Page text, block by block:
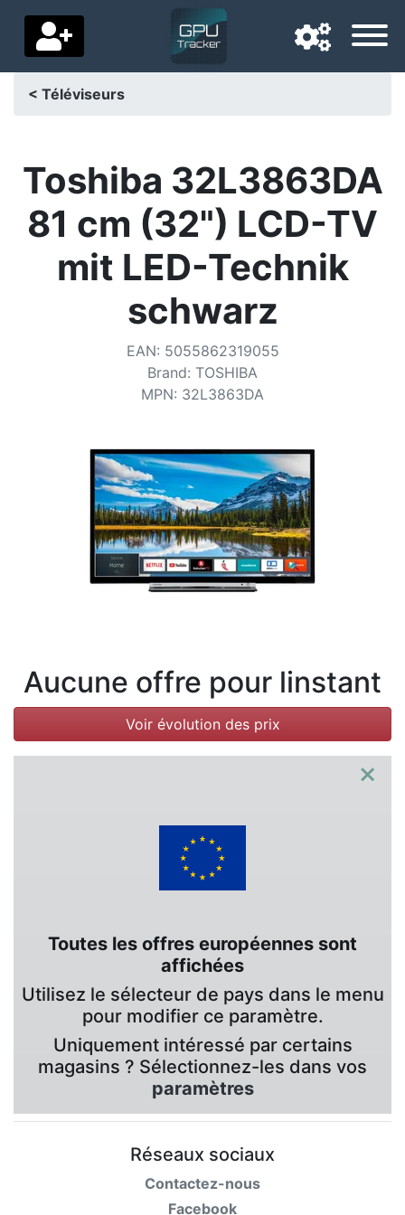
Pays de livraison
Accueil
Baisses de prix
Paramètres
Soutenez-nous
Catégories
< Téléviseurs
Toshiba 32L3863DA
81 cm (32") LCD-TV
mit LED-Technik
schwarz
EAN: 5055862319055
Brand: TOSHIBA
MPN: 32L3863DA
Aucune offre pour linstant
Voir évolution des prix
×
Toutes les offres européennes sont
affichées
Utilisez le sélecteur de pays dans le menu
pour modifier ce paramètre.
Uniquement intéressé par certains
magasins ? Sélectionnez-les dans vos
paramètres
Réseaux sociaux
Contactez-nous
Facebook